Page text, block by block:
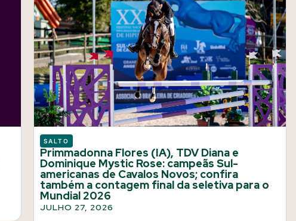
SALTO
Primmadonna Flores (IA), TDV Diana e
Dominique Mystic Rose: campeãs Sul-
americanas de Cavalos Novos; confira
também a contagem final da seletiva para o
Mundial 2026
JULHO 27, 2026